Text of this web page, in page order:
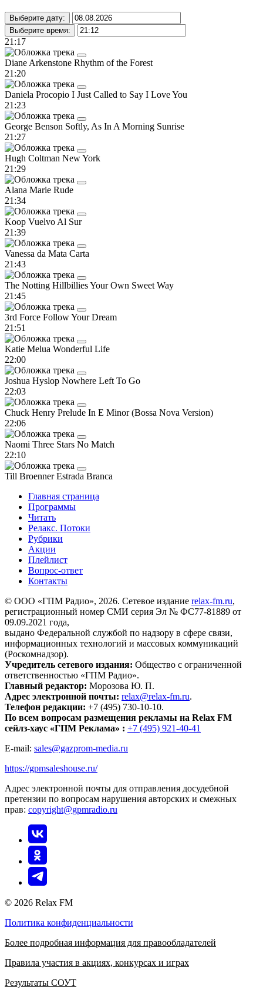
Выберите дату:
Выберите время:
21:17
Diane Arkenstone Rhythm of the Forest
21:20
Daniela Procopio I Just Called to Say I Love You
21:23
George Benson Softly, As In A Morning Sunrise
21:27
Hugh Coltman New York
21:29
Alana Marie Rude
21:34
Koop Vuelvo Al Sur
21:39
Vanessa da Mata Carta
21:43
The Notting HillbilliesYour Own Sweet Way
21:45
3rd Force Follow Your Dream
21:51
Katie Melua Wonderful Life
22:00
Joshua Hyslop Nowhere Left To Go
22:03
Chuck Henry Prelude In E Minor (Bossa Nova Version)
22:06
Naomi Three Stars No Match
22:10
Till BroennerEstrada Branca
Главная страница
Программы
Читать
Релакс. Потоки
Рубрики
Акции
Плейлист
Вопрос-ответ
Контакты
© ООО «ГПМ Радио», 2026. Сетевое издание relax-fm.ru,
регистрационный номер СМИ серия Эл № ФС77-81889 от
09.09.2021 года,
выдано Федеральной службой по надзору в сфере связи,
информационных технологий и массовых коммуникаций
(Роскомнадзор).
Учредитель сетевого издания: Общество с ограниченной
ответственностью «ГПМ Радио».
Главный редактор: Морозова Ю. П.
Адрес электронной почты: relax@relax-fm.ru.
Телефон редакции: +7 (495) 730-10-10.
По всем вопросам размещения рекламы на Relax FM
сейлз-хаус «ГПМ Реклама» : +7 (495) 921-40-41
E-mail: sales@gazprom-media.ru
https://gpmsaleshouse.ru/
Адрес электронной почты для отправления досудебной
претензии по вопросам нарушения авторских и смежных
прав: copyright@gpmradio.ru
© 2026 Relax FM
Политика конфиденциальности
Более подробная информация для правообладателей
Правила участия в акциях, конкурсах и играх
Результаты СОУТ